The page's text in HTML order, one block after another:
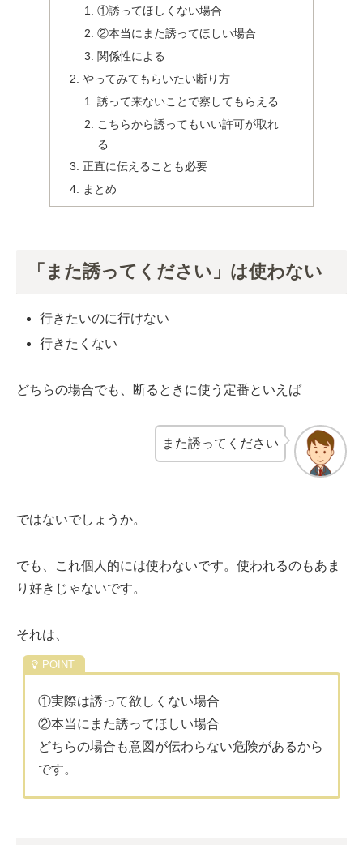
①誘ってほしくない場合
②本当にまた誘ってほしい場合
関係性による
やってみてもらいたい断り方
誘って来ないことで察してもらえる
こちらから誘ってもいい許可が取れ
る
正直に伝えることも必要
まとめ
「また誘ってください」は使わない
行きたいのに行けない
行きたくない
どちらの場合でも、断るときに使う定番といえば
また誘ってください
ではないでしょうか。
でも、これ個人的には使わないです。使われるのもあま
り好きじゃないです。
それは、
①実際は誘って欲しくない場合
②本当にまた誘ってほしい場合
どちらの場合も意図が伝わらない危険があるから
です。